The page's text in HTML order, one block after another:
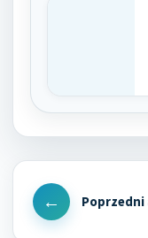
Nawigacja
wpisu
Previous